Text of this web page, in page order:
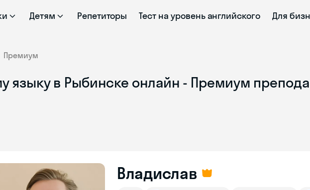
Детям Репетиторы Тест на уровень английского Для
Премиум
языку в Рыбинске онлайн - Премиум
Владислав